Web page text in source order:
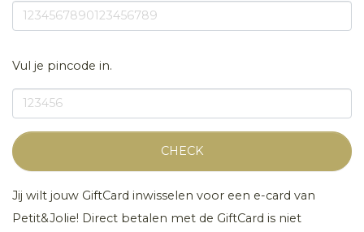
Vul je pincode in.
CHECK
Jij wilt jouw GiftCard inwisselen voor een e-card van
Petit&Jolie! Direct betalen met de GiftCard is niet